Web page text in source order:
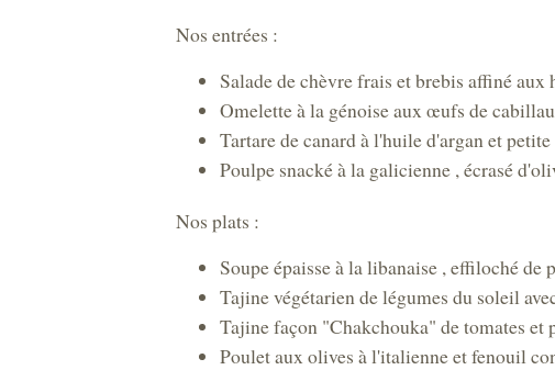
Nos entrées :
Salade de chèvre frais et brebis affiné
Omelette à la génoise aux œufs de
Tartare de canard à l'huile d'argan et
Poulpe snacké à la galicienne , écrasé
Nos plats :
Soupe épaisse à la libanaise , effiloché
Tajine végétarien de légumes du soleil
Tajine façon "Chakchouka" de tomates
Poulet aux olives à l'italienne et fenouil